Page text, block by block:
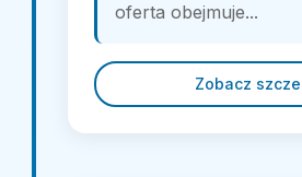
oferta obejmuje...
Zobacz